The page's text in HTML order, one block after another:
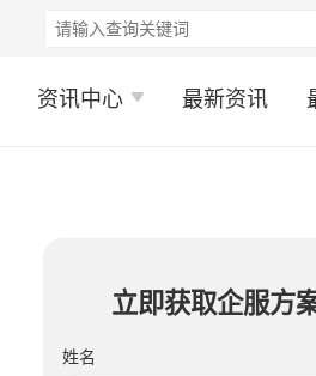
资讯中心 最新资讯
立即获取企服方
姓名